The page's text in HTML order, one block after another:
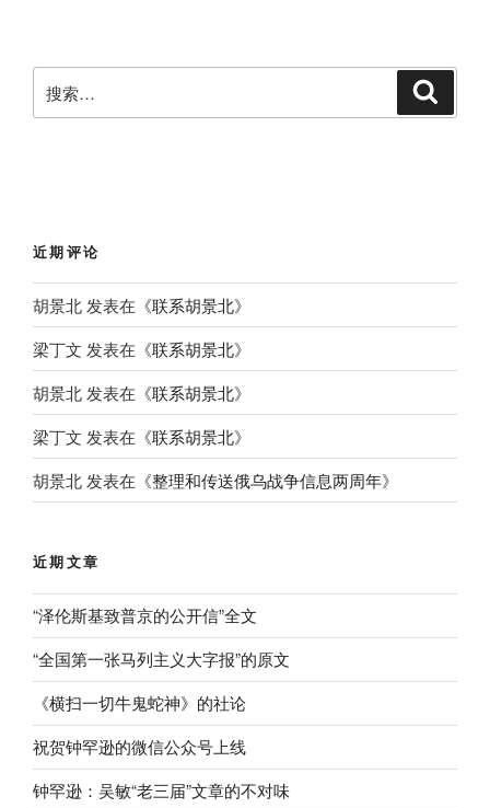
索
近期评论
胡景北 发表在《联系胡景北》
梁丁文 发表在《联系胡景北》
胡景北 发表在《联系胡景北》
梁丁文 发表在《联系胡景北》
胡景北 发表在《整理和传送俄乌战争信息两周年》
近期文章
“泽伦斯基致普京的公开信”全文
“全国第一张马列主义大字报”的原文
《横扫一切牛鬼蛇神》的社论
祝贺钟罕逊的微信公众号上线
钟罕逊：吴敏“老三届”文章的不对味